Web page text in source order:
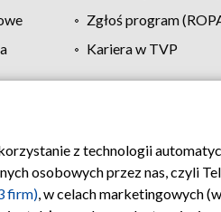
Zgłoś program
Kariera w TVP
prywatności Moje zgody
z technologii
osobowych przez nas, czyli
firm), w celach marketingowych